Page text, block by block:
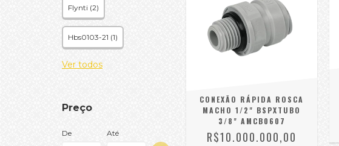
Flynti (2)
Hbs0103-21 (1)
Ver todos
Preço
De Até
CONEXÃO RÁPIDA ROSCA
MACHO 1/2" BSPXTUBO
3/8" AMCB0607
R$10.000.000,00